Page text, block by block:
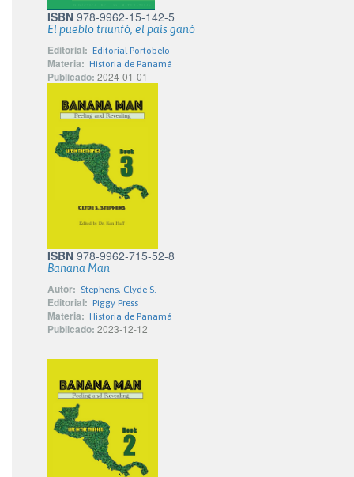
ISBN 978-9962-15-142-5
El pueblo triunfó, el país ganó
Editorial: Editorial Portobelo
Materia: Historia de Panamá
Publicado: 2024-01-01
ISBN 978-9962-715-52-8
Banana Man
Autor: Stephens, Clyde S.
Editorial: Piggy Press
Materia: Historia de Panamá
Publicado: 2023-12-12